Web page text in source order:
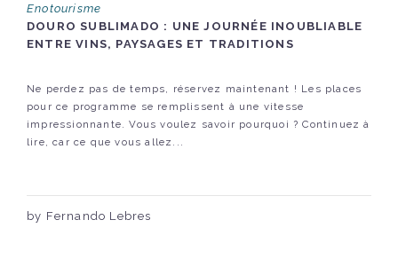
Enotourisme
DOURO SUBLIMADO : UNE JOURNÉE INOUBLIABLE
ENTRE VINS, PAYSAGES ET TRADITIONS
Ne perdez pas de temps, réservez maintenant ! Les places
pour ce programme se remplissent à une vitesse
impressionnante. Vous voulez savoir pourquoi ? Continuez à
lire, car ce que vous allez...
by Fernando Lebres